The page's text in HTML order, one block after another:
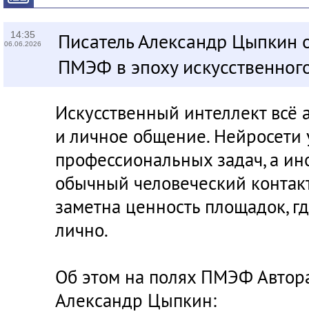
14:35
06.06.2026
Писатель Александр Цыпкин
ПМЭФ в эпоху
Искусственный интеллект
и личное общение. Нейросети
профессиональных задач, а
обычный человеческий
заметна ценность площадок,
лично.
Об этом на полях ПМЭФ
Александр Цыпкин: